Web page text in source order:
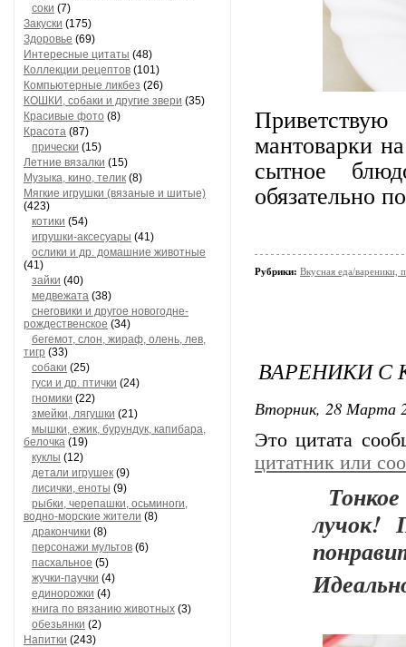
соки (7)
Закуски (175)
Здоровье (69)
Интересные цитаты (48)
Коллекции рецептов (101)
Компьютерные ликбез (26)
КОШКИ, собаки и другие звери (35)
Красивые фото (8)
Красота (87)
прически (15)
Летние вязалки (15)
Музыка, кино, телик (8)
Мягкие игрушки (вязаные и шитые)
(423)
котики (54)
игрушки-аксесуары (41)
ослики и др. домашние животные
(41)
зайки (40)
медвежата (38)
снеговики и другое новогодне-
рождественское (34)
бегемот, слон, жираф, олень, лев,
тигр (33)
собаки (25)
гуси и др. птички (24)
гномики (22)
змейки, лягушки (21)
мышки, ежик, бурундук, капибара,
белочка (19)
куклы (12)
детали игрушек (9)
лисички, еноты (9)
рыбки, черепашки, осьминоги,
водно-морские жители (8)
дракончики (8)
персонажи мультов (6)
пасхальное (5)
жучки-паучки (4)
единорожки (4)
книга по вязанию животных (3)
обезьянки (2)
Напитки (243)
мантоварки
сытное
обязательно
Рубрики: Вкусная еда/вареники,
ВАРЕНИКИ С
Вторник, 28 Марта
Это цитата
цитатник или
лучок!